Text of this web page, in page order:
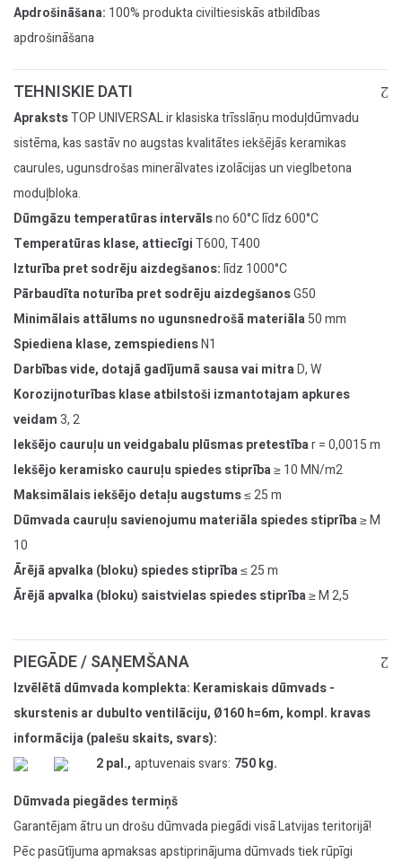
Apdrošināšana: 100% produkta civiltiesiskās atbildības
apdrošināšana
TEHNISKIE DATI
AprakstsTOP UNIVERSAL ir klasiska trīsslāņu moduļdūmvadu
sistēma, kas sastāv no augstas kvalitātes iekšējās keramikas
caurules, ugunsdrošas minerālvates izolācijas un vieglbetona
moduļbloka.
Dūmgāzu temperatūras intervālsno 60°C līdz 600°C
Temperatūras klase, attiecīgiT600, T400
Izturība pret sodrēju aizdegšanos:līdz 1000°C
Pārbaudīta noturība pret sodrēju aizdegšanosG50
Minimālais attālums no ugunsnedrošā materiāla50 mm
Spiediena klase, zemspiediensN1
Darbības vide, dotajā gadījumā sausa vai mitraD, W
Korozijnoturības klase atbilstoši izmantotajam apkures
veidam3, 2
Iekšējo cauruļu un veidgabalu plūsmas pretestībar = 0,0015 m
Iekšējo keramisko cauruļu spiedes stiprība≥ 10 MN/m2
Maksimālais iekšējo detaļu augstums≤ 25 m
Dūmvada cauruļu savienojumu materiāla spiedes stiprība≥ M
10
Ārējā apvalka (bloku) spiedes stiprība≤ 25 m
Ārējā apvalka (bloku) saistvielas spiedes stiprība≥ M 2,5
PIEGĀDE / SAŅEMŠANA
Izvēlētā dūmvada komplekta: Keramiskais dūmvads -
skurstenis ar dubulto ventilāciju, Ø160 h=6m, kompl. kravas
informācija (palešu skaits, svars):
2 pal., aptuvenais svars: 750 kg.
Dūmvada piegādes termiņš
Garantējam ātru un drošu dūmvada piegādi visā Latvijas teritorijā!
Pēc pasūtījuma apmaksas apstiprinājuma dūmvads tiek rūpīgi